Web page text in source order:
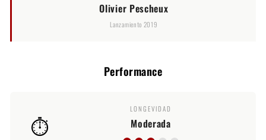
Olivier Pescheux
Lanzamiento 2019
Performance
⏱️
LONGEVIDAD
Moderada